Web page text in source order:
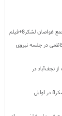
لشکر8+فیلم
در جلسه نیروی
نجف‌آباد در
کلاس آموزشی رزمندگان لشکر8 در اوایل